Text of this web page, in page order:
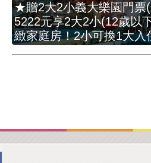
★贈2大2小義大樂園門票
5222元享2大2小(12歲以
緻家庭房！2小可換1大